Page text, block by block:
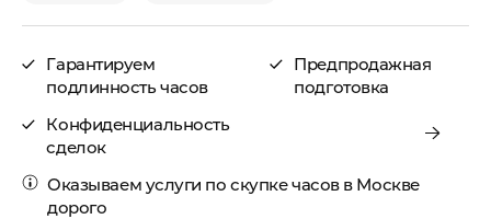
Гарантируем
подлинность часов
Конфиденциальность
сделок
Предпродажная
подготовка
Оказываем услуги поскупке часов в Москве
дорого